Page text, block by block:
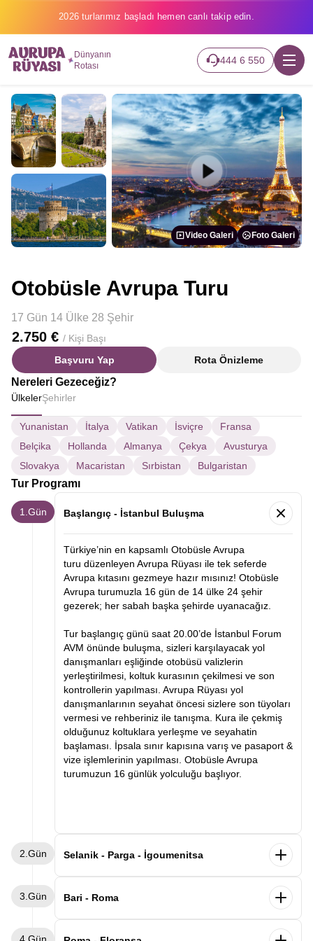
2026 turlarımız başladı hemen canlı takip edin.
Dünyanın
Rotası
444 6 550
Video Galeri Foto Galeri
Otobüsle Avrupa Turu
17 Gün 14 Ülke 28 Şehir
2.750 € / Kişi Başı
Başvuru Yap
Rota Önizleme
Nereleri Gezeceğiz?
ÜlkelerŞehirler
Yunanistan İtalya Vatikan İsviçre
Fransa
Belçika
Hollanda Almanya Çekya
Avusturya
Slovakya
Macaristan Sırbistan Bulgaristan
Tur Programı
1.Gün Başlangıç - İstanbul Buluşma
Türkiye’nin en kapsamlı Otobüsle Avrupa
turu düzenleyen Avrupa Rüyası ile tek seferde
Avrupa kıtasını gezmeye hazır mısınız! Otobüsle
Avrupa turumuzla 16 gün de 14 ülke 24 şehir
gezerek; her sabah başka şehirde uyanacağız.
Tur başlangıç günü saat 20.00’de İstanbul Forum
AVM önünde buluşma, sizleri karşılayacak yol
danışmanları eşliğinde otobüsü valizlerin
yerleştirilmesi, koltuk kurasının çekilmesi ve son
kontrollerin yapılması. Avrupa Rüyası yol
danışmanlarının seyahat öncesi sizlere son tüyoları
vermesi ve rehberiniz ile tanışma. Kura ile çekmiş
olduğunuz koltuklara yerleşme ve seyahatin
başlaması. İpsala sınır kapısına varış ve pasaport &
vize işlemlerinin yapılması. Otobüsle Avrupa
turumuzun 16 günlük yolculuğu başlıyor.
2.Gün Selanik - Parga - İgoumenitsa
Ardından Selanik şehir turu. Selanik’te görülecek
yerler arasında Atatürk’ün evi, Kordon, Beyaz Kule
3.Gün Bari - Roma